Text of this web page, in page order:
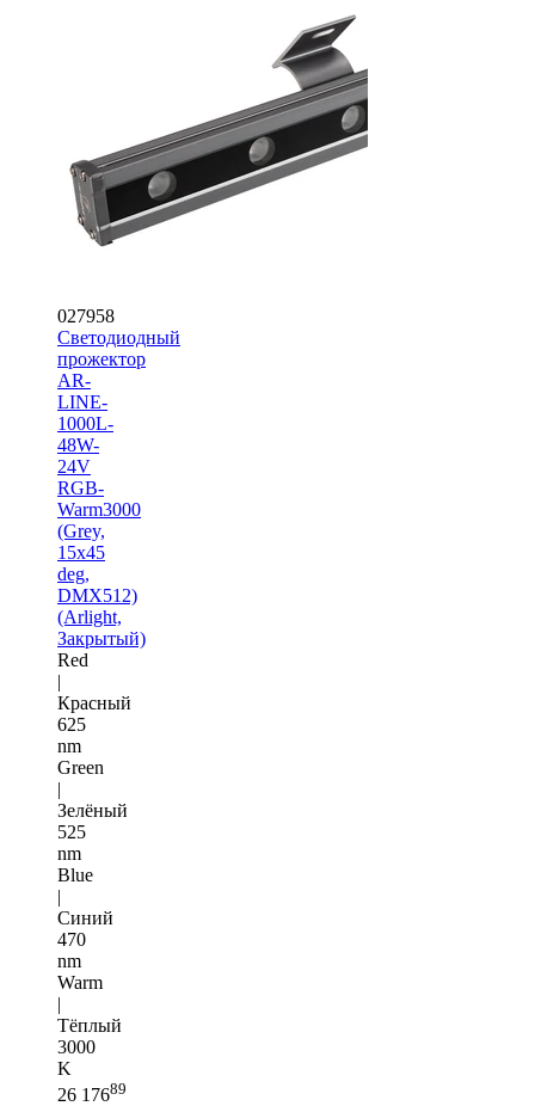
027958
Светодиодный
прожектор
AR-
LINE-
1000L-
48W-
24V
RGB-
Warm3000
(Grey,
15x45
deg,
DMX512)
(Arlight,
Закрытый)
Red
|
Красный
625
nm
Green
|
Зелёный
525
nm
Blue
|
Синий
470
nm
Warm
|
Тёплый
3000
K
26 17689